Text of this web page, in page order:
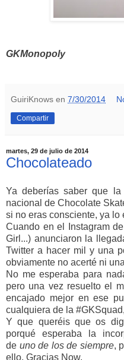
GKMonopoly
GuiriKnows en 7/30/2014
Compartir
martes, 29 de julio de 2014
Chocolateado
Ya deberías saber que
nacional de Chocolate
si no eras consciente, ya lo
Cuando en el Instagram
Girl...) anunciaron la
Twitter a hacer mil y una
obviamente no acerté ni
No me esperaba para
pero una vez resuelto el
encajado mejor en ese
cualquiera de la
Y que queréis que os
porqué esperaba la
de uno de los de siempre,
ello. Gracias Now.